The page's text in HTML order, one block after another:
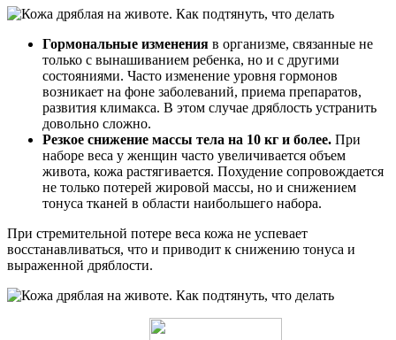
Гормональные изменения в организме, связанные не
только с вынашиванием ребенка, но и с другими
состояниями. Часто изменение уровня гормонов
возникает на фоне заболеваний, приема препаратов,
развития климакса. В этом случае дряблость устранить
довольно сложно.
Резкое снижение массы тела на 10 кг и более. При
наборе веса у женщин часто увеличивается объем
живота, кожа растягивается. Похудение сопровождается
не только потерей жировой массы, но и снижением
тонуса тканей в области наибольшего набора.
При стремительной потере веса кожа не успевает
восстанавливаться, что и приводит к снижению тонуса и
выраженной дряблости.